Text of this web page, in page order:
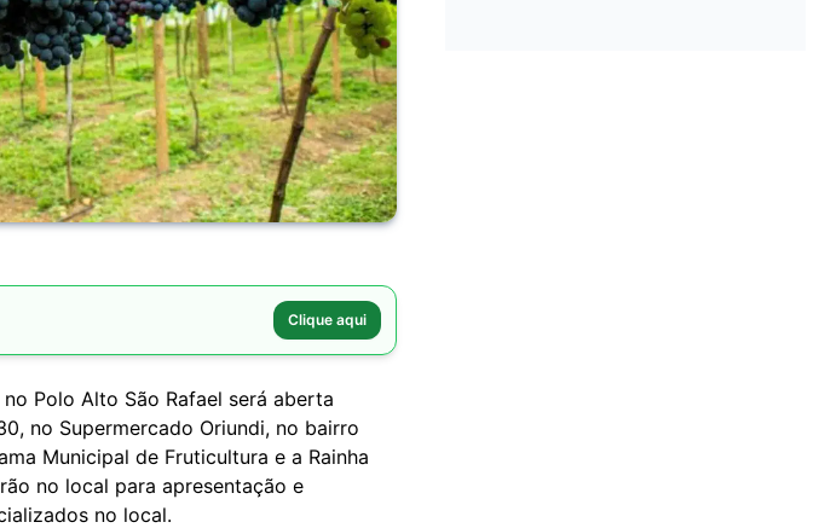
Clique aqui
Polo Alto São Rafael será aberta
no Supermercado Oriundi, no bairro
Municipal de Fruticultura e a Rainha
no local para apresentação e
no local.